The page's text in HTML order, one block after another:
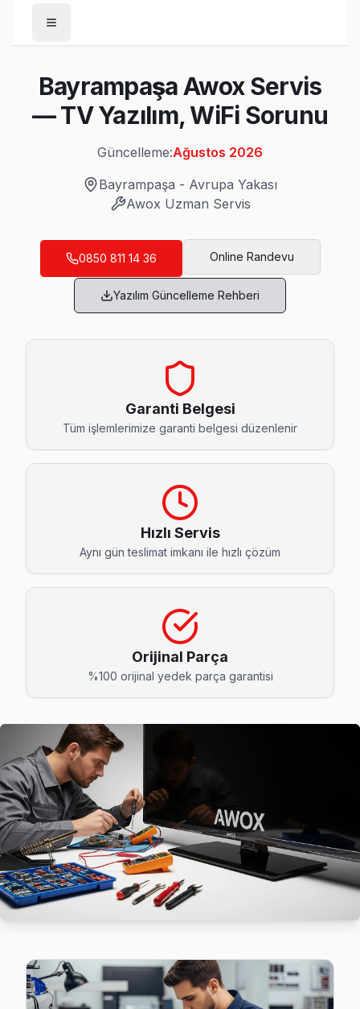
/Bayrampaşa
/Awox
Son Güncelleme:Ağustos 2026
Bayrampaşa'da Mahalle Mahalle Awox TV
Altıntepsi Awox Servis
Awox TV'nizin Altıntepsi adresine gelen ekibimiz
Cevatpaşa Awox Servis
Cevatpaşa'de Awox TV ekran değişimi gerekebilir mi?
Bayrampaşa Awox Servis →
İsmetpaşa Awox Servis
Bayrampaşa TV Servis Merkezi →
Kartaltepe Awox Servis
Kartaltepe mahallesi Awox TV teknisyeniniz ortalama 90
Kocatepe Awox Servis
Kocatepe sakinlerine özel: Awox TV tamirinde parça
Awox Servis Merkezi →
Muratpaşa Awox Servis
Awox TV Muratpaşa'de internet bağlantısı sorunuyla
Bayrampaşa Awox Servis →
Orta Awox Servis
Awox marka TV'niz Orta'de çalışmıyorsa teknik ekibimizi
Orta Awox Açılmıyor Arıza →
Terazidere Awox Servis
Awox TV HDMI port arızası Terazidere adresine gelen
Bayrampaşa genelinde Vatan bölgesinde Awox TV
Vatan Awox Anakart Tamiri →
Bayrampaşa Awox Servis
— TV Yazılım, WiFi Sorunu
Güncelleme:Ağustos 2026
Bayrampaşa - Avrupa Yakası
Awox Uzman Servis
0850 811 14 36 Online Randevu
Yazılım Güncelleme Rehberi
Garanti Belgesi
Tüm işlemlerimize garanti belgesi düzenlenir
Hızlı Servis
Aynı gün teslimat imkanı ile hızlı çözüm
Orijinal Parça
%100 orijinal yedek parça garantisi